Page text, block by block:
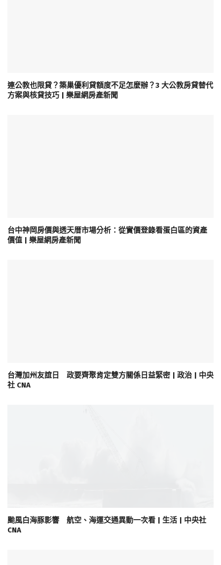
連公教也限貸？築巢優利貸額度不足怎麼辦？3 大公教房貸替代
方案與核貸技巧 | 樂屋網房產新聞
台中神岡房價與透天厝市場分析：從實價登錄看蛋白區的資產
價值 | 樂屋網房產新聞
台灣加州友誼日 政要齊聚肯定雙方關係日益緊密 | 政治 | 中央
社 CNA
颱風白海豚影響 航空、海運交通異動一次看 | 生活 | 中央社
CNA